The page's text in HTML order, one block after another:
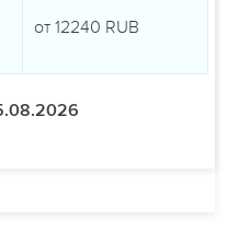
от 12240 RUB